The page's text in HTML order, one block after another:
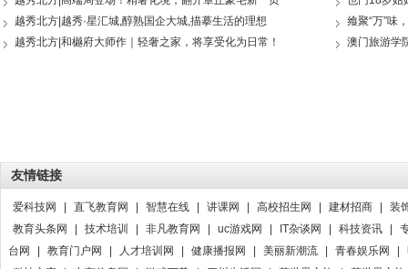
越秀北方|越秀·星汇城,醇熟国企大城,描摹生活的理想
越秀北方|和樾府大师作｜轻奢之家，将享受化为日常！
飨聚“万”味
澳门旅游学
友情链接
爱科技网 直飞教育网 智慧在线 讲课网 高校招生网 建材招商
装
教育头条网
技术培训 非凡教育网 uc游戏网 IT杂谈网 科技资讯
台网
教育门户网 人才培训网 健康播报网 美丽新潮流 青春娱乐网